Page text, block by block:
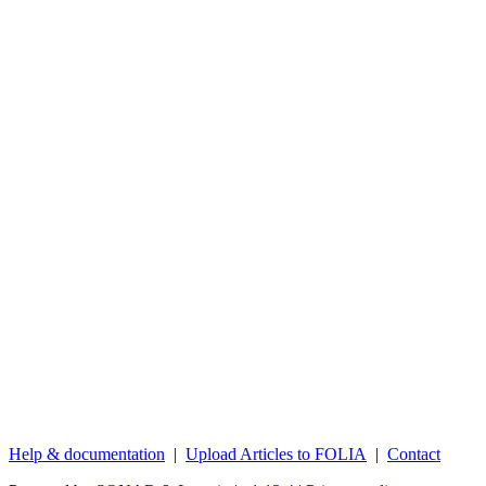
Help & documentation | Upload Articles to FOLIA | Contact